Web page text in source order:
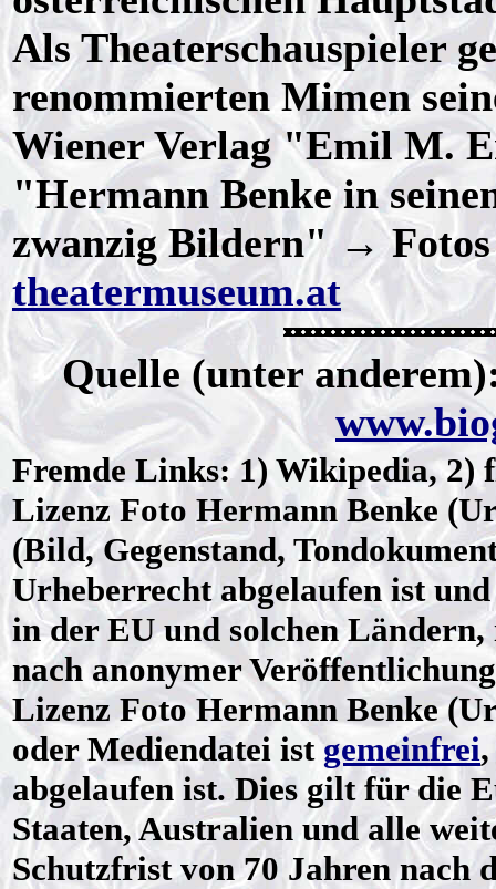
Als Theaterschauspieler
renommierten Mimen
Wiener Verlag "Emil M.
"Hermann Benke in
zwanzig Bildern" → Fotos
theatermuseum.at
Quelle (unter
Fremde Links: 1) Wikipedia, 2)
LizenzFoto Hermann Benke
(Bild, Gegenstand,
Urheberrecht abgelaufen ist
in der EU und solchen
nach anonymer
Lizenz Foto Hermann Benke
oder Mediendatei istgemeinfrei
abgelaufen ist. Dies gilt für die
Staaten, Australien und alle
Schutzfrist von 70 Jahren nach